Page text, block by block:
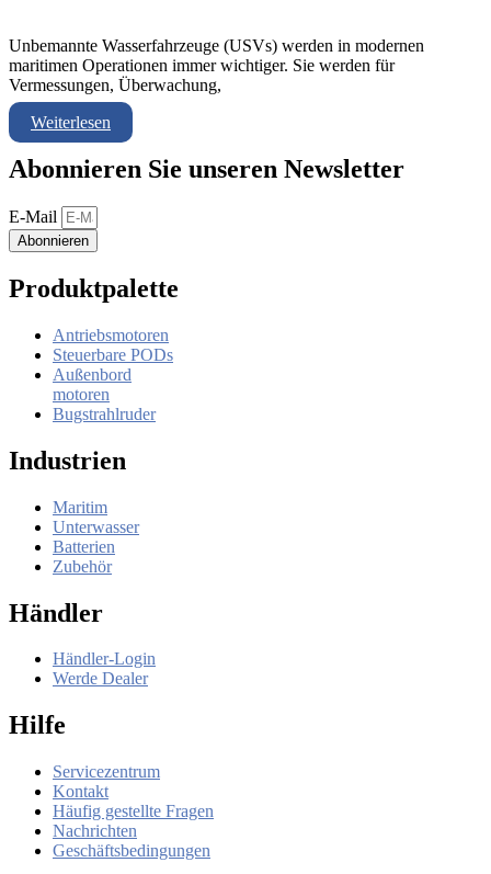
Unbemannte Wasserfahrzeuge (USVs) werden in modernen
maritimen Operationen immer wichtiger. Sie werden für
Vermessungen, Überwachung,
Weiterlesen
Abonnieren Sie unseren Newsletter
E-Mail
Abonnieren
Produktpalette
Antriebsmotoren
Steuerbare PODs
Außenbord
motoren
Bugstrahlruder
Industrien
Maritim
Unterwasser
Batterien
Zubehör
Händler
Händler-Login
Werde Dealer
Hilfe
Servicezentrum
Kontakt
Häufig gestellte Fragen
Nachrichten
Geschäftsbedingungen